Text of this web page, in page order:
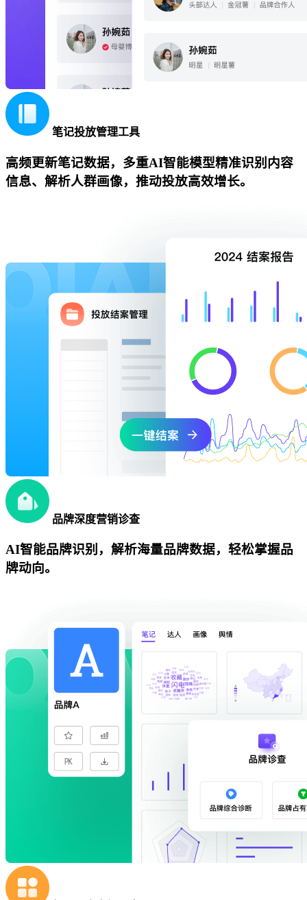
笔记投放管理工具
高频更新笔记数据，多重AI智能模型精准识别内容
信息、解析人群画像，推动投放高效增长。
品牌深度营销诊查
AI智能品牌识别，解析海量品牌数据，轻松掌握品
牌动向。